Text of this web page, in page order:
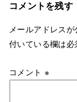
コメントを残す
メールアドレスが
付いている欄は
コメント ※